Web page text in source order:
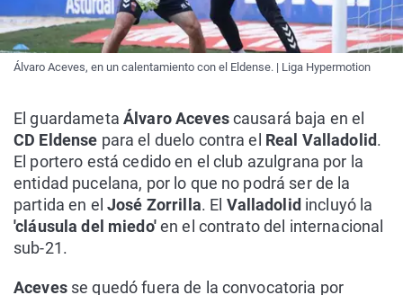
Álvaro Aceves, en un calentamiento con el Eldense. | Liga Hypermotion
El guardameta Álvaro Acevescausará baja en el
CD Eldense para el duelo contra el Real Valladolid.
El portero está cedido en el club azulgrana por la
entidad pucelana, por lo que no podrá ser de la
partida en el José Zorrilla. El Valladolid incluyó la
'cláusula del miedo'en el contrato del internacional
sub-21.
Aceves se quedó fuera de la convocatoria por